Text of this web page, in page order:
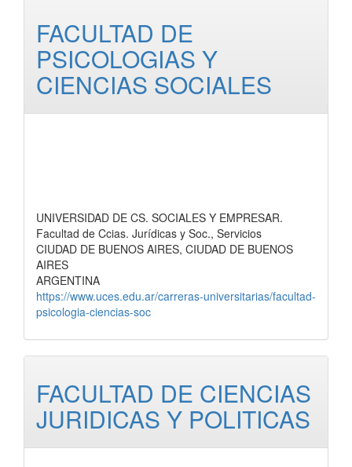
FACULTAD DE
PSICOLOGIAS Y
CIENCIAS SOCIALES
UNIVERSIDAD DE CS. SOCIALES Y EMPRESAR.
Facultad de Ccias. Jurídicas y Soc., Servicios
CIUDAD DE BUENOS AIRES, CIUDAD DE BUENOS
AIRES
ARGENTINA
https://www.uces.edu.ar/carreras-universitarias/facultad-
psicologia-ciencias-soc
FACULTAD DE CIENCIAS
JURIDICAS Y POLITICAS